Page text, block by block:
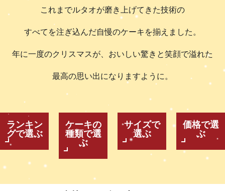
これまでルタオが磨き上げてきた技術の
すべてを注ぎ込んだ自慢のケーキを揃えました。
年に一度のクリスマスが、おいしい驚きと笑顔で溢れた
最高の思い出になりますように。
ランキン
グで選ぶ
ケーキの
種類で選
ぶ
サイズで
選ぶ
価格で選
ぶ